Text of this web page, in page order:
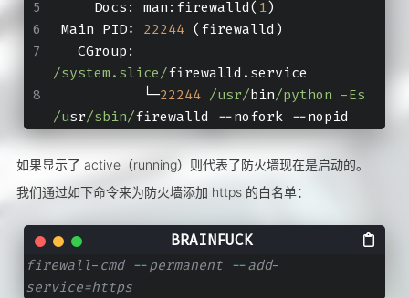
     Docs: man:firewalld(
1)
Main PID: 22244 (firewalld)
/system.slice/firewalld.service
           └─
22244 /usr/bin/python -Es
/usr/sbin/firewalld --nofork --nopid
如果显示了 active（running）则代表了防火墙现在是启动的。
我们通过如下命令来为防火墙添加 https 的白名单：
firewall- cmd --permanent --add-
service=https